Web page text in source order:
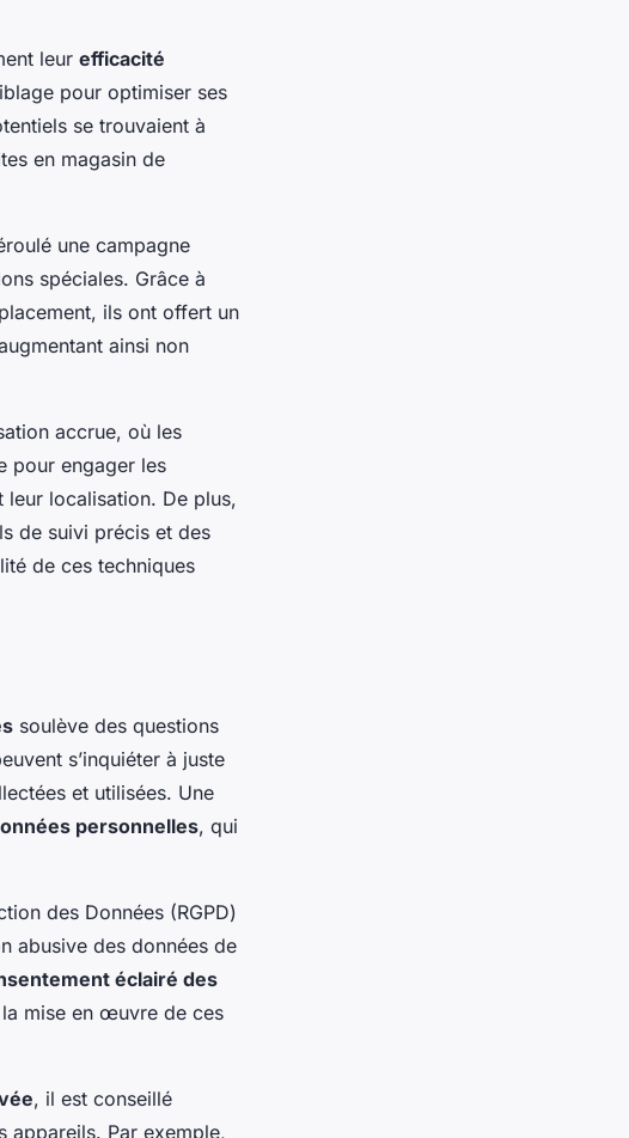
leur efficacité
pour optimiser ses
se trouvaient à
en magasin de
une campagne
spéciales. Grâce à
ils ont offert un
ainsi non
accrue, où les
pour engager les
leur localisation. De plus,
de suivi précis et des
de ces techniques
soulève des questions
s’inquiéter à juste
et utilisées. Une
personnelles, qui
des Données (RGPD)
abusive des données de
éclairé des
la mise en œuvre de ces
, il est conseillé
appareils. Par exemple,